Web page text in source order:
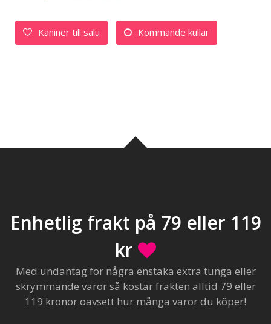
Kaniner till salu Kommande kullar
Enhetlig frakt på 79 eller 119
kr
Med undantag för några enstaka extra tunga eller
skrymmande varor så kostar frakten alltid 79 eller
119 kronor oavsett hur många varor du köper!